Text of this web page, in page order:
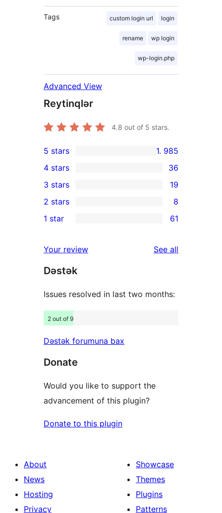
Tags custom login url login
rename wp login
wp-login.php
Advanced View
Reytinqlər
4.8 out of 5 stars.
1. 985
5-
star
reviews
5 stars 1. 985
36
4-
star
reviews
4 stars 36
19
3-
star
3 stars 19
2-
reviews
2 stars 8
61
star
reviews
1 star 61
Your review See all
Dəstək
Issues resolved in last two months:
2 out of 9
Dəstək forumuna bax
Donate
Would you like to support the
advancement of this plugin?
Donate to this plugin
About
News
Hosting
Privacy
Showcase
Themes
Plugins
Patterns